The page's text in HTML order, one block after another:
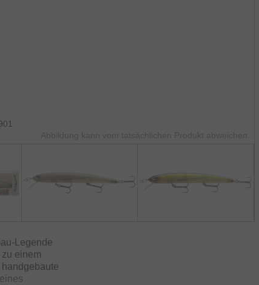
Abbildung kann vom tatsächlichen Produkt abweichen.
Legende
einem